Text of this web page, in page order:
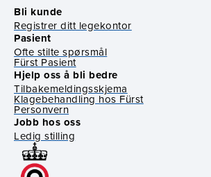
Bli kunde
Registrer ditt legekontor
Pasient
Ofte stilte spørsmål
Fürst Pasient
Hjelp oss å bli bedre
Tilbakemeldingsskjema
Klagebehandling hos Fürst
Personvern
Jobb hos oss
Ledig stilling